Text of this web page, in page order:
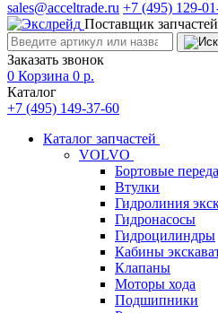
sales@acceltrade.ru +7 (495) 129-
Поставщик
Заказать звонок
0 Корзина 0 р.
Каталог
+7 (495) 149-37-60
Каталог запчастей
VOLVO
Бортовые
Втулки
Гидролиния
Гидронасосы
Гидроцилиндры
Кабины
Клапаны
Моторы хода
Подшипники